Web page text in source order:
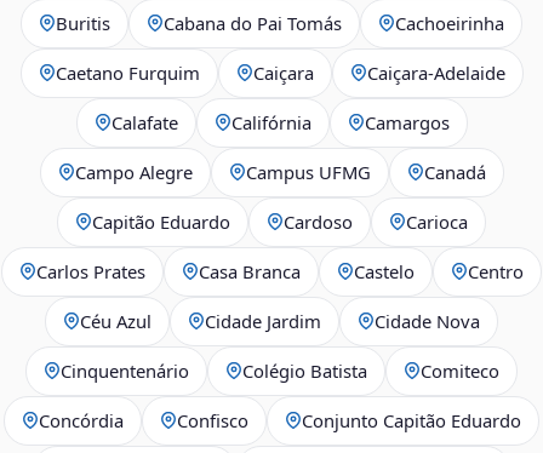
Buritis Cabana do Pai Tomás Cachoeirinha
Caetano Furquim Caiçara Caiçara-Adelaide
Calafate Califórnia Camargos
Campo Alegre Campus UFMG Canadá
Capitão Eduardo Cardoso Carioca
Carlos Prates Casa Branca Castelo Centro
Céu Azul Cidade Jardim Cidade Nova
Cinquentenário Colégio Batista Comiteco
Concórdia Confisco Conjunto Capitão Eduardo